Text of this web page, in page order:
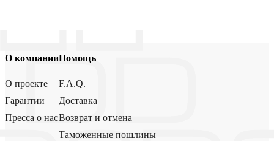
О компании
О проекте
Гарантии
Пресса о нас
Помощь
F.A.Q.
Доставка
Возврат и отмена
Таможенные пошлины